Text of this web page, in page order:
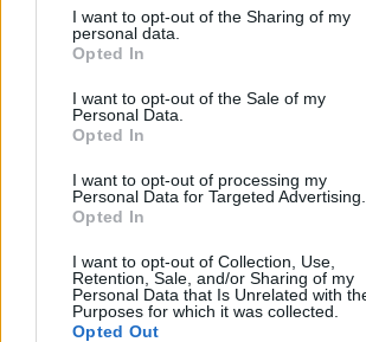
I want to opt-out of the Sharing of my
personal data.
Opted In
I want to opt-out of the Sale of my
Personal Data.
Opted In
I want to opt-out of processing my
Personal Data for Targeted Advertising.
Opted In
I want to opt-out of Collection, Use,
Retention, Sale, and/or Sharing of my
Personal Data that Is Unrelated with
Purposes for which it was collected.
Opted Out
hivatal ugyanis csütörtök délután
született az Egyesült Királyság és az
kapcsolatrendszerének feltételeiről.
2020. 12. 24. Bréking! Összejöhet a
2020. 12. 23. Kritikus...
KEDVES OLVASÓNK!
tartozik, melynek olvasása
regisztrációhoz kötött.